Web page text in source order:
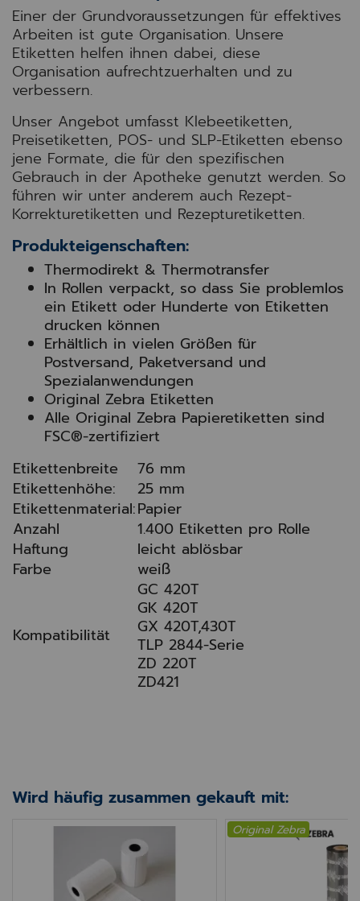
Einer der Grundvoraussetzungen für effektives
Arbeiten ist gute Organisation. Unsere
Etiketten helfen ihnen dabei, diese
Organisation aufrechtzuerhalten und zu
verbessern.
Unser Angebot umfasst Klebeetiketten,
Preisetiketten, POS- und SLP-Etiketten ebenso
jene Formate, die für den spezifischen
Gebrauch in der Apotheke genutzt werden. So
führen wir unter anderem auch Rezept-
Korrekturetiketten und Rezepturetiketten.
Produkteigenschaften:
Thermodirekt & Thermotransfer
In Rollen verpackt, so dass Sie problemlos
ein Etikett oder Hunderte von Etiketten
drucken können
Erhältlich in vielen Größen für
Postversand, Paketversand und
Spezialanwendungen
Original Zebra Etiketten
Alle Original Zebra Papieretiketten sind
FSC®-zertifiziert
Etikettenbreite
76 mm
Etikettenhöhe:
25 mm
Etikettenmaterial:Papier
Anzahl
1.400 Etiketten pro Rolle
Haftung
leicht ablösbar
Farbe
weiß
Kompatibilität
GC 420T
GK 420T
GX 420T,430T
TLP 2844-Serie
ZD 220T
ZD421
Wird häufig zusammen gekauft mit:
A – für Epson TM-J 7000/7500/7600/
Thermorollen mit EC-Druck phenolfrei 14m
Zebra Farbband,
Original Zebra